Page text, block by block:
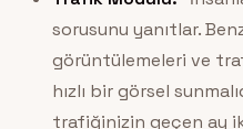
sorusunu yanıtlar.
görüntülemeleri ve
hızlı bir görsel
trafiğinizin geçen ay